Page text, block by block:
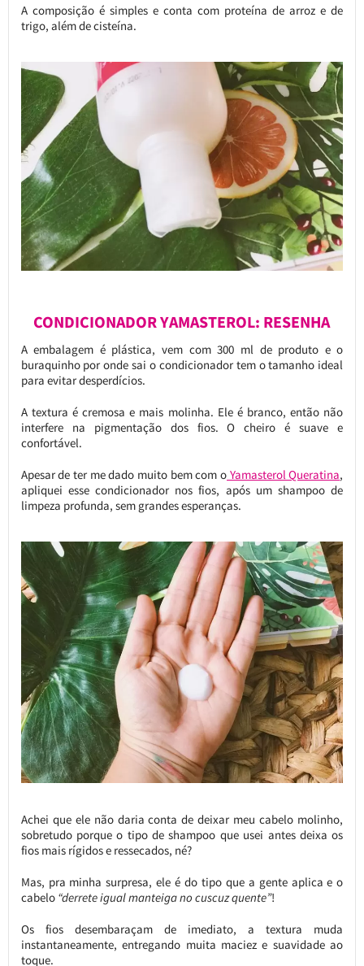
A composição é simples e conta com proteína de arroz e de
trigo, além de cisteína.
CONDICIONADOR YAMASTEROL: RESENHA
A embalagem é plástica, vem com 300 ml de produto e o
buraquinho por onde sai o condicionador tem o tamanho ideal
para evitar desperdícios.
A textura é cremosa e mais molinha. Ele é branco, então não
interfere na pigmentação dos fios. O cheiro é suave e
confortável.
Apesar de ter me dado muito bem com o Yamasterol Queratina,
apliquei esse condicionador nos fios, após um shampoo de
limpeza profunda, sem grandes esperanças.
Achei que ele não daria conta de deixar meu cabelo molinho,
sobretudo porque o tipo de shampoo que usei antes deixa os
fios mais rígidos e ressecados, né?
Mas, pra minha surpresa, ele é do tipo que a gente aplica e o
cabelo “derrete igual manteiga no cuscuz quente”!
Os fios desembaraçam de imediato, a textura muda
instantaneamente, entregando muita maciez e suavidade ao
toque.